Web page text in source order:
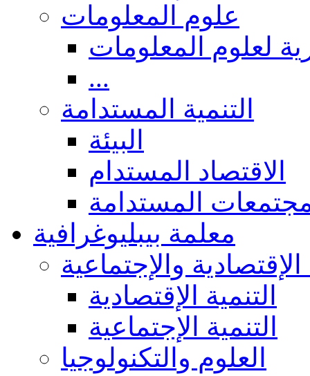
علوم المعلومات
لعلوم المعلومات
...
التنمية المستدامة
البيئة
الاقتصاد المستدام
المستدامة
معلمة بيبليوغرافية
الإقتصادية والإجتماعية
التنمية الإقتصادية
التنمية الإجتماعية
العلوم والتكنولوجيا